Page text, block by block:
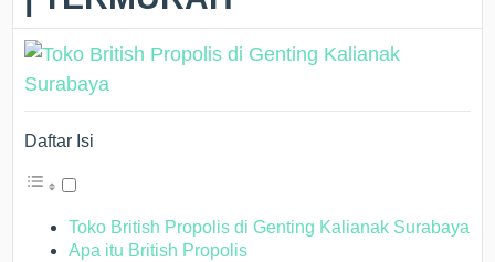
Daftar Isi
Toko British Propolis di Genting Kalianak Surabaya
Apa itu British Propolis